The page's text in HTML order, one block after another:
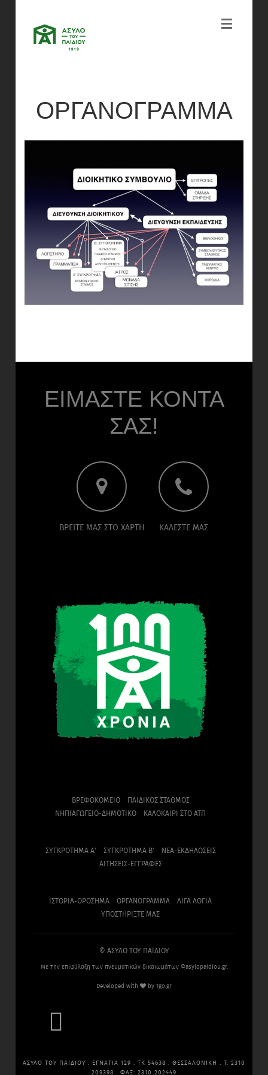
ΟΡΓΑΝΟΓΡΑΜΜΑ
ΕΙΜΑΣΤΕ ΚΟΝΤΑ
ΣΑΣ!
ΒΡΕΙΤΕ ΜΑΣ ΣΤΟ ΧΑΡΤΗ ΚΑΛΕΣΤΕ ΜΑΣ
ΒΡΕΦΟΚΟΜΕΙΟ
ΠΑΙΔΙΚΟΣ ΣΤΑΘΜΟΣ
ΝΗΠΙΑΓΩΓΕΙΟ-ΔΗΜΟΤΙΚΟ
ΚΑΛΟΚΑΙΡΙ ΣΤΟ ΑΤΠ
ΣΥΓΚΡΟΤΗΜΑ Α' ΣΥΓΚΡΟΤΗΜΑ Β'
ΝΕΑ-ΕΚΔΗΛΩΣΕΙΣ
ΑΙΤΗΣΕΙΣ-ΕΓΓΡΑΦΕΣ
ΙΣΤΟΡΙΑ-ΟΡΟΣΗΜΑ ΟΡΓΑΝΟΓΡΑΜΜΑ
ΛΙΓΑ ΛΟΓΙΑ
ΥΠΟΣΤΗΡΙΞΤΕ ΜΑΣ
© ΑΣΥΛΟ ΤΟΥ ΠΑΙΔΙΟΥ
Με την επιφύλαξη των πνευματικών δικαιωμάτων ©asylopaidiou.gr.
Developed with by 1go.gr

ΑΣΥΛΟ ΤΟΥ ΠΑΙΔΙΟΥ . ΕΓΝΑΤΙΑ 129 . ΤΚ 54638 . ΘΕΣΣΑΛΟΝΙΚΗ . Τ: 2310
209398 . ΦΑΞ: 2310 202449